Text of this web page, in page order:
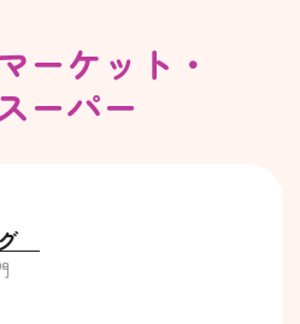
ーケット・
ーパー